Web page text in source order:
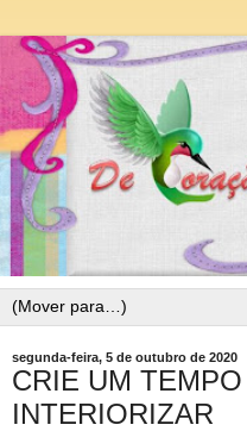
segunda-feira, 5 de outubro de 2020
CRIE UM
INTERIORIZAR